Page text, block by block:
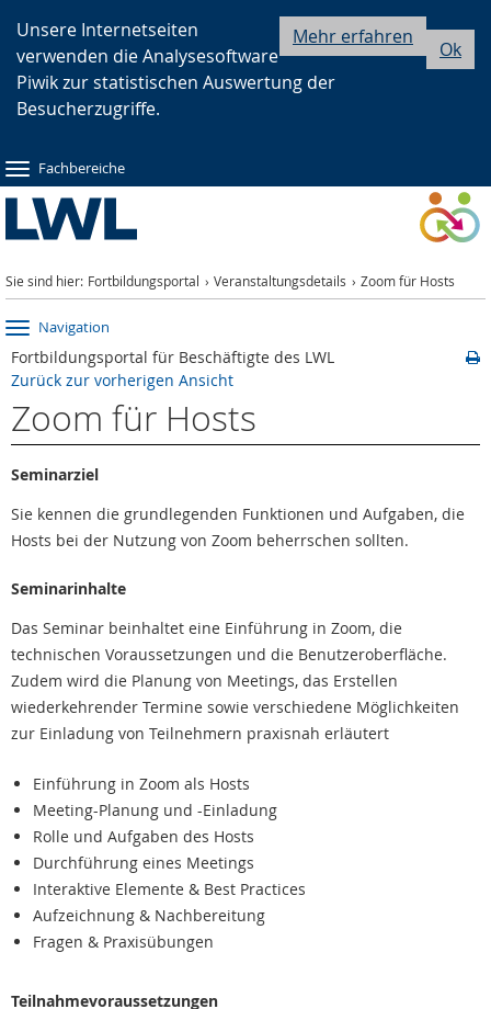
Hauptnavigation
Seitennavigation
Inhalt
Ok
Mehr erfahren
Unsere Internetseiten
verwenden die Analysesoftware
Piwik zur statistischen Auswertung der
Besucherzugriffe.
Fachbereiche
Sie sind hier: Fortbildungsportal Veranstaltungsdetails Zoom für Hosts
Navigation
Fortbildungsportal für Beschäftigte des LWL
Zurück zur vorherigen Ansicht
Zoom für Hosts
Seminarziel
Sie kennen die grundlegenden Funktionen und Aufgaben, die
Hosts bei der Nutzung von Zoom beherrschen sollten.
Seminarinhalte
Das Seminar beinhaltet eine Einführung in Zoom, die
technischen Voraussetzungen und die Benutzeroberfläche.
Zudem wird die Planung von Meetings, das Erstellen
wiederkehrender Termine sowie verschiedene Möglichkeiten
zur Einladung von Teilnehmern praxisnah erläutert
Einführung in Zoom als Hosts
Meeting-Planung und -Einladung
Rolle und Aufgaben des Hosts
Durchführung eines Meetings
Interaktive Elemente & Best Practices
Aufzeichnung & Nachbereitung
Fragen & Praxisübungen
Teilnahmevoraussetzungen